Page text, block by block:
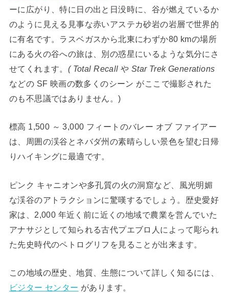
ーに広がり、特に日の出と日没時に、谷が燃えているか
のように見える見事な赤いアステカ砂岩の岩層で世界的
に有名です。ラスベガスから北東にわずか80 kmの場所
にある火の谷への旅は、別の惑星にいるような気分にさ
せてくれます。 ( Total Recall や Star Trek Generations
などの SF 映画の数多くのシーン がここで撮影された
のも不思議ではありません。)
標高 1,500 ～ 3,000 フィートのバレー オブ ファイアー
は、周囲の渓谷とネバダ州の素晴らしい景色を望む日帰
りハイキングに最適です。
ピンク キャニオンや多孔質の火の洞窟など、風光明媚
な渓谷のアトラクションに驚嘆するでしょう。歴史愛好
家は、2,000 年近く前に近くの地域で農業を営んでいた
アナサジとして知られる古代プエブロ人によって彫られ
た先史時代のペトログリフを見ることが出来ます。
この地域の歴史、地質、生態について詳しく知るには、
ビジター センター があります。